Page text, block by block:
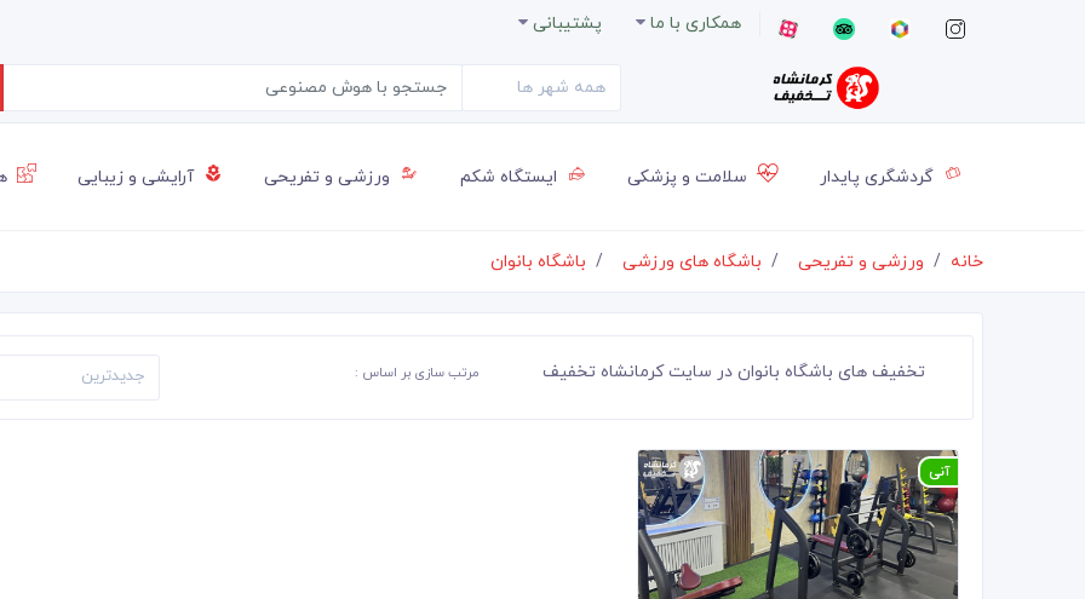
همکاری با ما پشتیبانی
گردشگری پایدار سلامت و پزشکی ایستگاه شکم ورزشی و تفریحی آرایشی و زیبایی
خانه ورزشی و تفریحی باشگاه های ورزشی باشگاه بانوان
تخفیف های باشگاه بانوان در سایت کرمانشاه تخفیف مرتب سازی بر اساس :
آنی